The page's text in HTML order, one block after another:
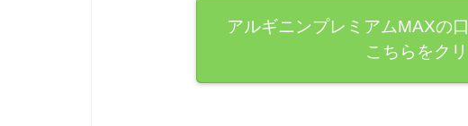
アルギニンプレミアムMAXの
こちらをク